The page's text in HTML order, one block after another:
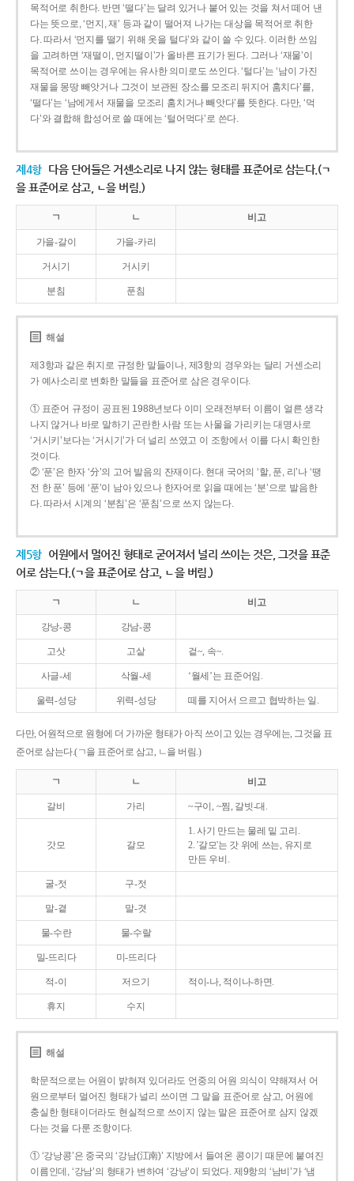
목적어로 취한다. 반면 ‘떨다’는 달려 있거나 붙어 있는 것을 쳐서 떼어 낸
다는 뜻으로, ‘먼지, 재’ 등과 같이 떨어져 나가는 대상을 목적어로 취한
다. 따라서 ‘먼지를 떨기 위해 옷을 털다’와 같이 쓸 수 있다. 이러한 쓰임
을 고려하면 ‘재떨이, 먼지떨이’가 올바른 표기가 된다. 그러나 ‘재물’이
목적어로 쓰이는 경우에는 유사한 의미로도 쓰인다. ‘털다’는 ‘남이 가진
재물을 몽땅 빼앗거나 그것이 보관된 장소를 모조리 뒤지어 훔치다’를,
‘떨다’는 ‘남에게서 재물을 모조리 훔치거나 빼앗다’를 뜻한다. 다만, ‘먹
다’와 결합해 합성어로 쓸 때에는 ‘털어먹다’로 쓴다.
제4항 다음 단어들은 거센소리로 나지 않는 형태를 표준어로 삼는다.(ㄱ
을 표준어로 삼고, ㄴ을 버림.)
ㄱ ㄴ 비고
가을-갈이 가을-카리
거시기 거시키
분침 푼침
해설
제3항과 같은 취지로 규정한 말들이나, 제3항의 경우와는 달리 거센소리
가 예사소리로 변화한 말들을 표준어로 삼은 경우이다.
① 표준어 규정이 공표된 1988년보다 이미 오래전부터 이름이 얼른 생각
나지 않거나 바로 말하기 곤란한 사람 또는 사물을 가리키는 대명사로
‘거시키’보다는 ‘거시기’가 더 널리 쓰였고 이 조항에서 이를 다시 확인한
것이다.
② ‘푼’은 한자 ‘分’의 고어 발음의 잔재이다. 현대 국어의 ‘할, 푼, 리’나 ‘땡
전 한 푼’ 등에 ‘푼’이 남아 있으나 한자어로 읽을 때에는 ‘분’으로 발음한
다. 따라서 시계의 ‘분침’은 ‘푼침’으로 쓰지 않는다.
제5항 어원에서 멀어진 형태로 굳어져서 널리 쓰이는 것은, 그것을 표준
어로 삼는다.(ㄱ을 표준어로 삼고, ㄴ을 버림.)
ㄱ ㄴ 비고
강낭-콩 강남-콩
고삿 고샅 겉~, 속~.
사글-세 삭월-세 ‘월세’는 표준어임.
울력-성당 위력-성당 떼를 지어서 으르고 협박하는 일.
다만, 어원적으로 원형에 더 가까운 형태가 아직 쓰이고 있는 경우에는, 그것을 표
준어로 삼는다.(ㄱ을 표준어로 삼고, ㄴ을 버림.)
ㄱ ㄴ 비고
갈비 가리 ~구이, ~찜, 갈빗-대.
갓모 갈모
1. 사기 만드는 물레 밑 고리.
2. '갈모'는 갓 위에 쓰는, 유지로
만든 우비.
굴-젓 구-젓
말-곁 말-겻
물-수란 물-수랄
밀-뜨리다 미-뜨리다
적-이 저으기 적이-나, 적이나-하면.
휴지 수지
해설
학문적으로는 어원이 밝혀져 있더라도 언중의 어원 의식이 약해져서 어
원으로부터 멀어진 형태가 널리 쓰이면 그 말을 표준어로 삼고, 어원에
충실한 형태이더라도 현실적으로 쓰이지 않는 말은 표준어로 삼지 않겠
다는 것을 다룬 조항이다.
① ‘강낭콩’은 중국의 ‘강남(江南)’ 지방에서 들여온 콩이기 때문에 붙여진
이름인데, ‘강남’의 형태가 변하여 ‘강낭’이 되었다. 제9항의 ‘남비’가 ‘냄